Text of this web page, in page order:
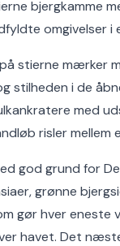
bjergkamme
omgivelser i
stierne mærker
stilheden i de
med
risler
god grund for
grønne
gør hver eneste
havet. Det